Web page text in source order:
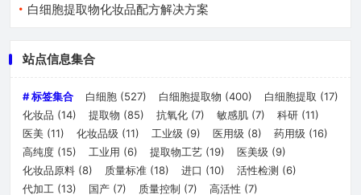
白细胞提取物化妆品配方解决方案
站点信息集合
# 标签集合 白细胞 (527) 白细胞提取物 (400) 白细胞提取 (17)
化妆品 (14) 提取物 (85) 抗氧化 (7) 敏感肌 (7) 科研 (11)
医美 (11) 化妆品级 (11) 工业级 (9) 医用级 (8) 药用级 (16)
高纯度 (15) 工业用 (6) 提取物工艺 (19) 医美级 (9)
化妆品原料 (8) 质量标准 (18) 进口 (10) 活性检测 (6)
代加工 (13) 国产 (7) 质量控制 (7) 高活性 (7)